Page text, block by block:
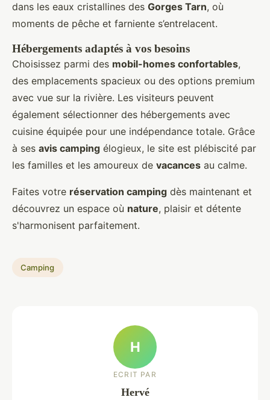
dans les eaux cristallines des Gorges Tarn, où
moments de pêche et farniente s’entrelacent.
Hébergements adaptés à vos besoins
Choisissez parmi des mobil-homes confortables,
des emplacements spacieux ou des options premium
avec vue sur la rivière. Les visiteurs peuvent
également sélectionner des hébergements avec
cuisine équipée pour une indépendance totale. Grâce
à ses avis camping élogieux, le site est plébiscité par
les familles et les amoureux de vacances au calme.
Faites votre réservation camping dès maintenant et
découvrez un espace où nature, plaisir et détente
s'harmonisent parfaitement.
Camping
H
ECRIT PAR
Hervé